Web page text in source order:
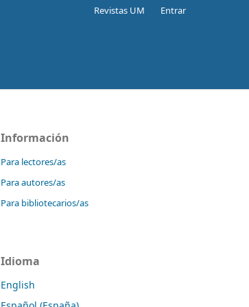
Revistas UM Entrar
Información
Para lectores/as
Para autores/as
Para bibliotecarios/as
Idioma
English